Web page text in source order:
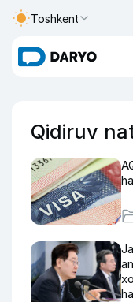
Toshkent
Qidiruv